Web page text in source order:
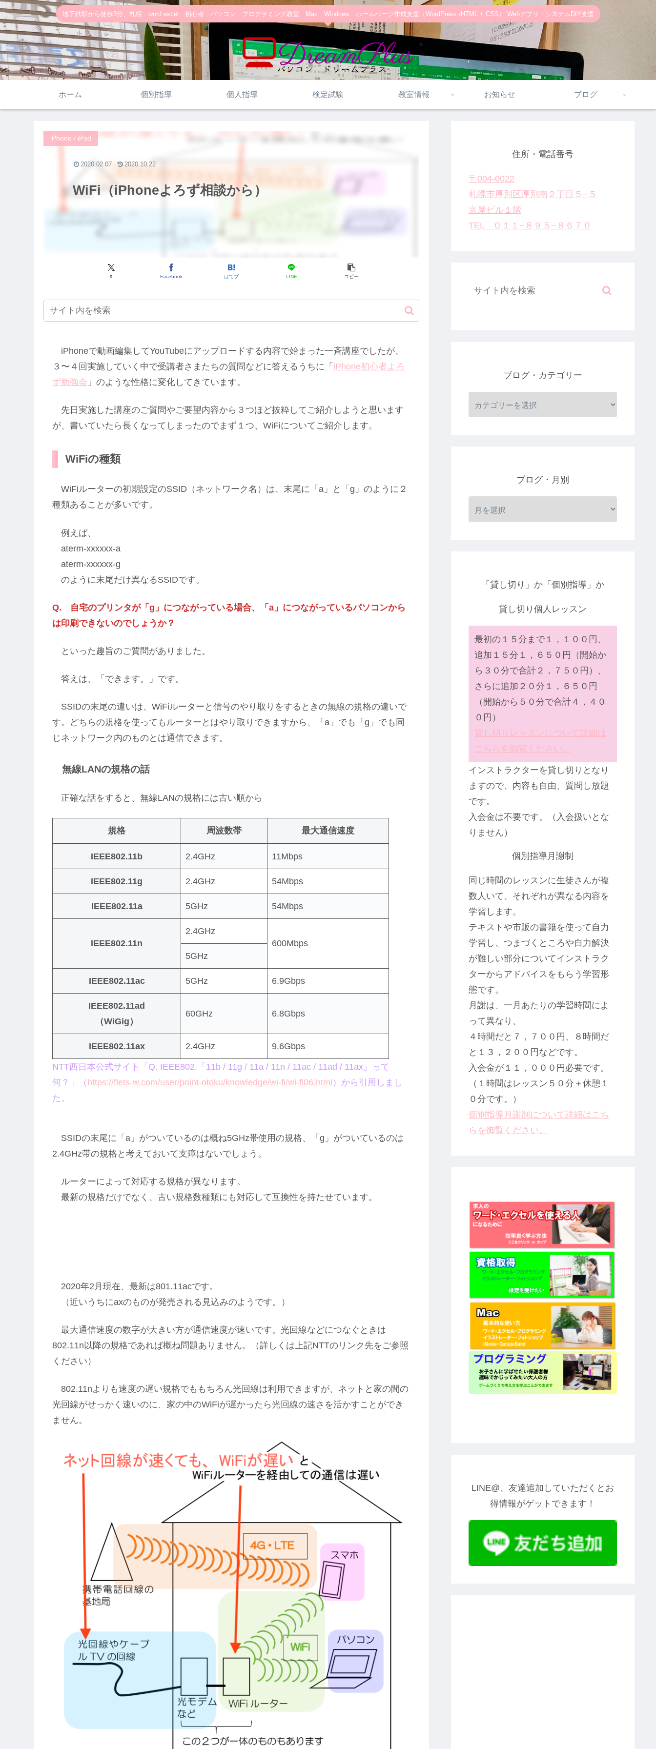
地下鉄駅から徒歩3分、札幌 word excel 初心者 パソコン プログラミング教室 Mac Windows ホームページ作成支援（WordPress /HTML + CSS） Webアプリ・システムDIY支援
ホーム 個別指導 個人指導 検定試験 教室情報 お知らせ ブログ
WiFi（iPhoneよろず相談から）
iPhone / iPad
X Facebook はてブ LINE コピー
2020.02.07 2020.10.22
iPhoneで動画編集してYouTubeにアップロードする内容で始まった一斉講座でしたが、
３〜４回実施していく中で受講者さまたちの質問などに答えるうちに「 iPhone初心者よろ
ず勉強会 」のような性格に変化してきています。
先日実施した講座のご質問やご要望内容から３つほど抜粋してご紹介しようと思います
が、書いていたら長くなってしまったのでまず１つ、WiFiについてご紹介します。
WiFiの種類
WiFiルーターの初期設定のSSID（ネットワーク名）は、末尾に「a」と「g」のように２
種類あることが多いです。
例えば、
aterm-xxxxxx-a
aterm-xxxxxx-g
のように末尾だけ異なるSSIDです。
Q. 自宅のプリンタが「g」につながっている場合、「a」につながっているパソコンから
は印刷できないのでしょうか？
といった趣旨のご質問がありました。
答えは、「できます。」です。
SSIDの末尾の違いは、WiFiルーターと信号のやり取りをするときの無線の規格の違いで
す。どちらの規格を使ってもルーターとはやり取りできますから、「a」でも「g」でも同
じネットワーク内のものとは通信できます。
無線LANの規格の話
正確な話をすると、無線LANの規格には古い順から
規格 周波数帯 最大通信速度
IEEE802.11b 2.4GHz 11Mbps
IEEE802.11g 2.4GHz 54Mbps
IEEE802.11a 5GHz 54Mbps
IEEE802.11n
2.4GHz
600Mbps
5GHz
IEEE802.11ac 5GHz 6.9Gbps
IEEE802.11ad
（WiGig）
60GHz 6.8Gbps
IEEE802.11ax 2.4GHz 9.6Gbps
NTT西日本公式サイト「Q. IEEE802.「11b / 11g / 11a / 11n / 11ac / 11ad / 11ax」って
何？」（ https://flets-w.com/user/point-otoku/knowledge/wi-fi/wi-fi06.html ）から引用しまし
た。
SSIDの末尾に「a」がついているのは概ね5GHz帯使用の規格、「g」がついているのは
2.4GHz帯の規格と考えておいて支障はないでしょう。
ルーターによって対応する規格が異なります。
最新の規格だけでなく、古い規格数種類にも対応して互換性を持たせています。
2020年2月現在、最新は801.11acです。
（近いうちにaxのものが発売される見込みのようです。）
最大通信速度の数字が大きい方が通信速度が速いです。光回線などにつなぐときは
802.11n以降の規格であれば概ね問題ありません。（詳しくは上記NTTのリンク先をご参照
ください）
802.11nよりも速度の遅い規格でももちろん光回線は利用できますが、ネットと家の間の
光回線がせっかく速いのに、家の中のWiFiが遅かったら光回線の速さを活かすことができ
ません。
住所・電話番号
〒004-0022
札幌市厚別区厚別南２丁目５−５
京屋ビル１階
TEL ０１１−８９５−８６７０
ブログ・カテゴリー
ブログ・月別
「貸し切り」か「個別指導」か
貸し切り個人レッスン
最初の１５分まで１，１００円、
追加１５分１，６５０円（開始か
ら３０分で合計２，７５０円）、
さらに追加２０分１，６５０円
（開始から５０分で合計４，４０
０円）
貸し切りレッスンについて詳細は
こちらを御覧ください。
インストラクターを貸し切りとなり
ますので、内容も自由、質問し放題
です。
入会金は不要です。（入会扱いとな
りません）
個別指導月謝制
同じ時間のレッスンに生徒さんが複
数人いて、それぞれが異なる内容を
学習します。
テキストや市販の書籍を使って自力
学習し、つまづくところや自力解決
が難しい部分についてインストラク
ターからアドバイスをもらう学習形
態です。
月謝は、一月あたりの学習時間によ
って異なり、
４時間だと７，７００円、８時間だ
と１３，２００円などです。
入会金が１１，０００円必要です。
（１時間はレッスン５０分＋休憩１
０分です。）
個別指導月謝制について詳細はこち
らを御覧ください。
LINE@、友達追加していただくとお
得情報がゲットできます！